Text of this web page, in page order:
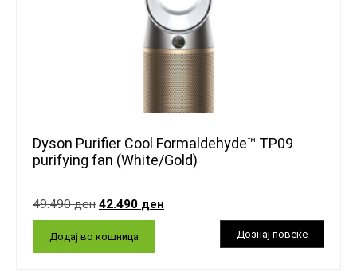
Dyson Purifier Cool Formaldehyde™ TP09
purifying fan (White/Gold)
49.490ден 42.490 ден
Додај во кошница